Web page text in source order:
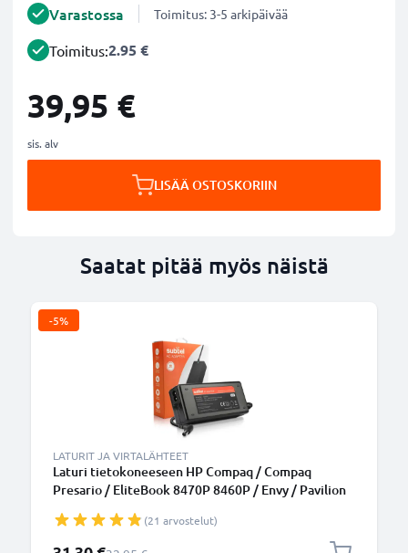
Varastossa Toimitus: 3-5 arkipäivää
Toimitus:2.95 €
39,95 €
sis. alv
LISÄÄ OSTOSKORIIN
Saatat pitää myös näistä
-5%
LATURIT JA VIRTALÄHTEET
Laturi tietokoneeseen HP Compaq / Compaq
Presario / EliteBook 8470P 8460P / Envy / Pavilion
001 tarvikelaturi, 2.6m virtajohto, laturi
(21 arvostelut)
Erikoishinta